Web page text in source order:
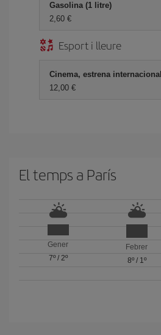
Gasolina (1 litre)
2,60
Esport i lleure
Cinema, estrena
12,00
El temps a París
Gener
7º/ 2º
Febrer
8º/ 1º